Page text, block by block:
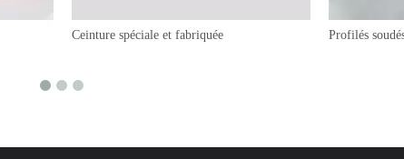
Ceinture spéciale et fabriquée Profilés